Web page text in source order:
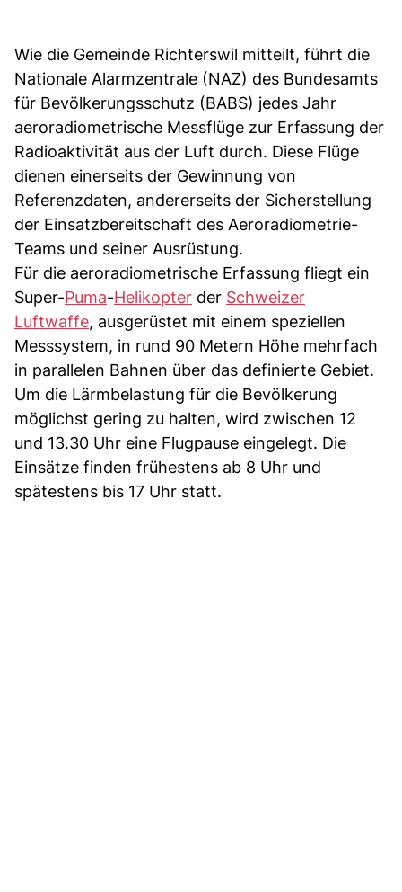
Wie die Gemeinde Richterswil mitteilt, führt die
Nationale Alarmzentrale (NAZ) des Bundesamts
für Bevölkerungsschutz (BABS) jedes Jahr
aeroradiometrische Messflüge zur Erfassung der
Radioaktivität aus der Luft durch. Diese Flüge
dienen einerseits der Gewinnung von
Referenzdaten, andererseits der Sicherstellung
der Einsatzbereitschaft des Aeroradiometrie-
Teams und seiner Ausrüstung.
Für die aeroradiometrische Erfassung fliegt ein
Super-Puma-Helikopter der Schweizer
Luftwaffe, ausgerüstet mit einem speziellen
Messsystem, in rund 90 Metern Höhe mehrfach
in parallelen Bahnen über das definierte Gebiet.
Um die Lärmbelastung für die Bevölkerung
möglichst gering zu halten, wird zwischen 12
und 13.30 Uhr eine Flugpause eingelegt. Die
Einsätze finden frühestens ab 8 Uhr und
spätestens bis 17 Uhr statt.